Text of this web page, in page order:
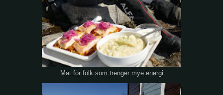
Mat for folk som trenger mye energi